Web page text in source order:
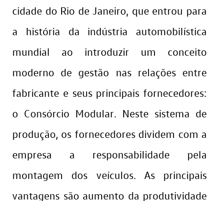
cidade do Rio de Janeiro, que entrou para
a história da indústria automobilística
mundial ao introduzir um conceito
moderno de gestão nas relações entre
fabricante e seus principais fornecedores:
o Consórcio Modular. Neste sistema de
produção, os fornecedores dividem com a
empresa a responsabilidade pela
montagem dos veículos. As principais
vantagens são aumento da produtividade